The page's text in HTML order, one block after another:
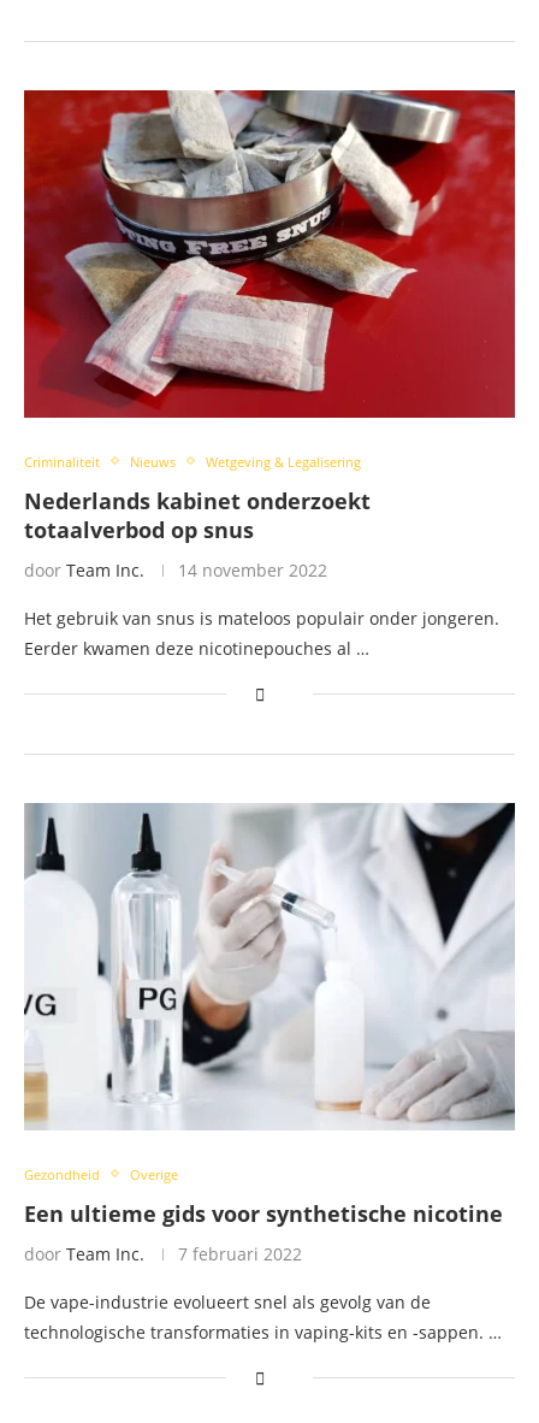
Criminaliteit Nieuws Wetgeving & Legalisering
Nederlands kabinet onderzoekt
totaalverbod op snus
door Team Inc. 14 november 2022
Het gebruik van snus is mateloos populair onder jongeren.
Eerder kwamen deze nicotinepouches al …
Gezondheid Overige
Een ultieme gids voor synthetische nicotine
door Team Inc. 7 februari 2022
De vape-industrie evolueert snel als gevolg van de
technologische transformaties in vaping-kits en -sappen. …